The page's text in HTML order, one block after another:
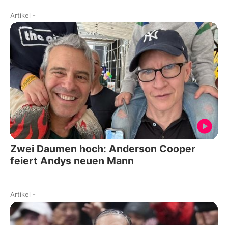
Artikel -
Zwei Daumen hoch: Anderson Cooper
feiert Andys neuen Mann
Artikel -